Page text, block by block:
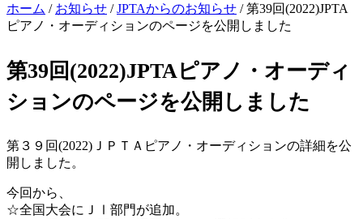
ホーム / お知らせ /JPTAからのお知らせ / 第39回(2022)JPTA
ピアノ・オーディションのページを公開しました
第39回(2022)JPTAピアノ・オーディ
ションのページを公開しました
第３９回(2022)ＪＰＴＡピアノ・オーディションの詳細を公
開しました。
今回から、
☆全国大会にＪⅠ部門が追加。